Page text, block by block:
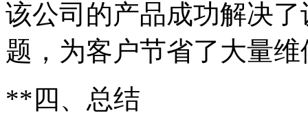
该公司的产品成功解决
题，为客户节省了大量
**四、总结